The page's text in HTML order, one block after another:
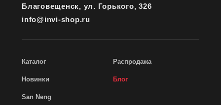
Благовещенск, ул. Горького, 326
info@invi-shop.ru
Каталог Распродажа
Новинки Блог
San Neng